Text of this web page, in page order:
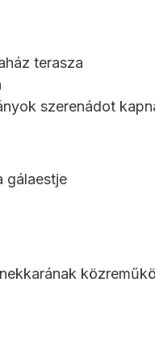
terasza
szerenádot
gálaestje